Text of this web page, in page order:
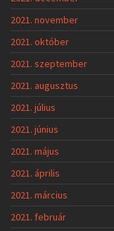
2021. november
2021. október
2021. szeptember
2021. augusztus
2021. július
2021. június
2021. május
2021. április
2021. március
2021. február